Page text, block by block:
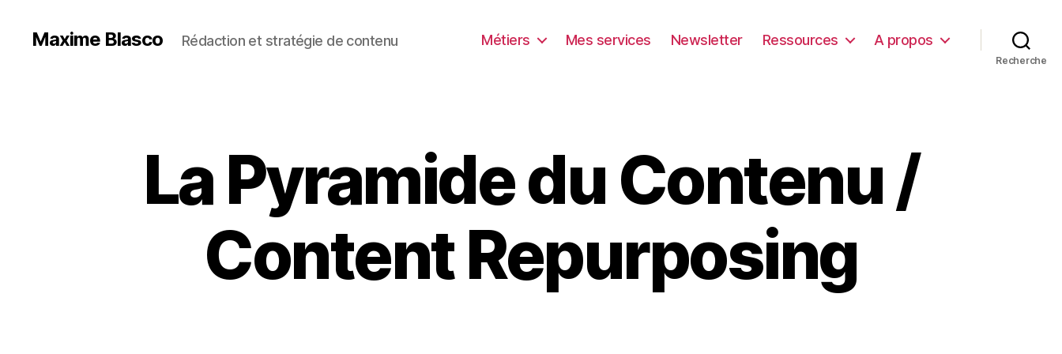
Maxime Blasco Rédaction et stratégie de contenu Métiers Mes services Newsletter Ressources A propos
Recherche
La Pyramide du Contenu /
Content Repurposing